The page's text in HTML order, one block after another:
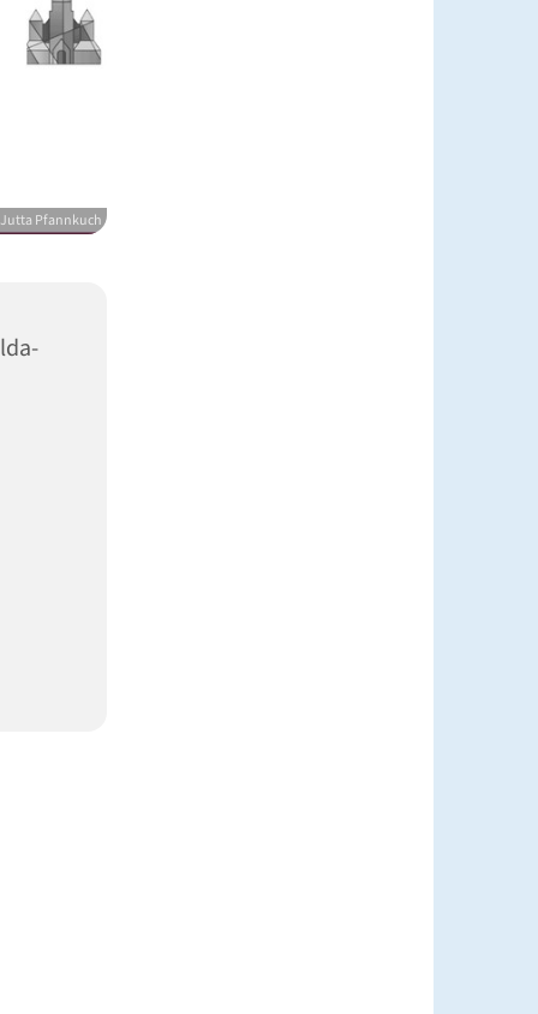
Pfannkuch